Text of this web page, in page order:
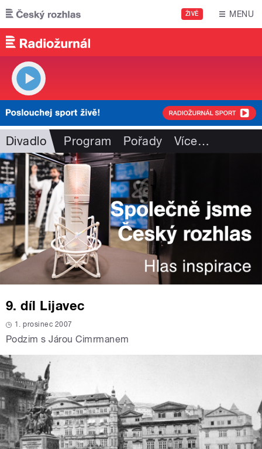
Přejít k hlavnímu obsahu
ŽIVĚ MENU
Divadlo Program Pořady Více…
9. díl Lijavec
1. prosinec 2007
Podzim s Járou Cimrmanem